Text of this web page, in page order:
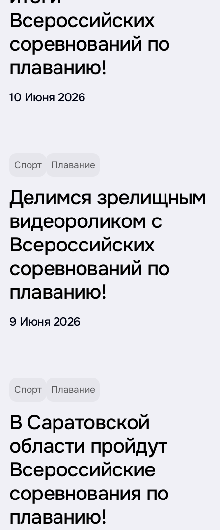
Всероссийских
соревнований по
плаванию!
10 Июня 2026
Спорт Плавание
Делимся зрелищным
видеороликом с
Всероссийских
соревнований по
плаванию!
9 Июня 2026
Спорт Плавание
В Саратовской
области пройдут
Всероссийские
соревнования по
плаванию!